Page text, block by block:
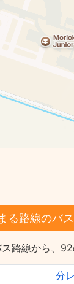
る路線のバ
路線から、92
分